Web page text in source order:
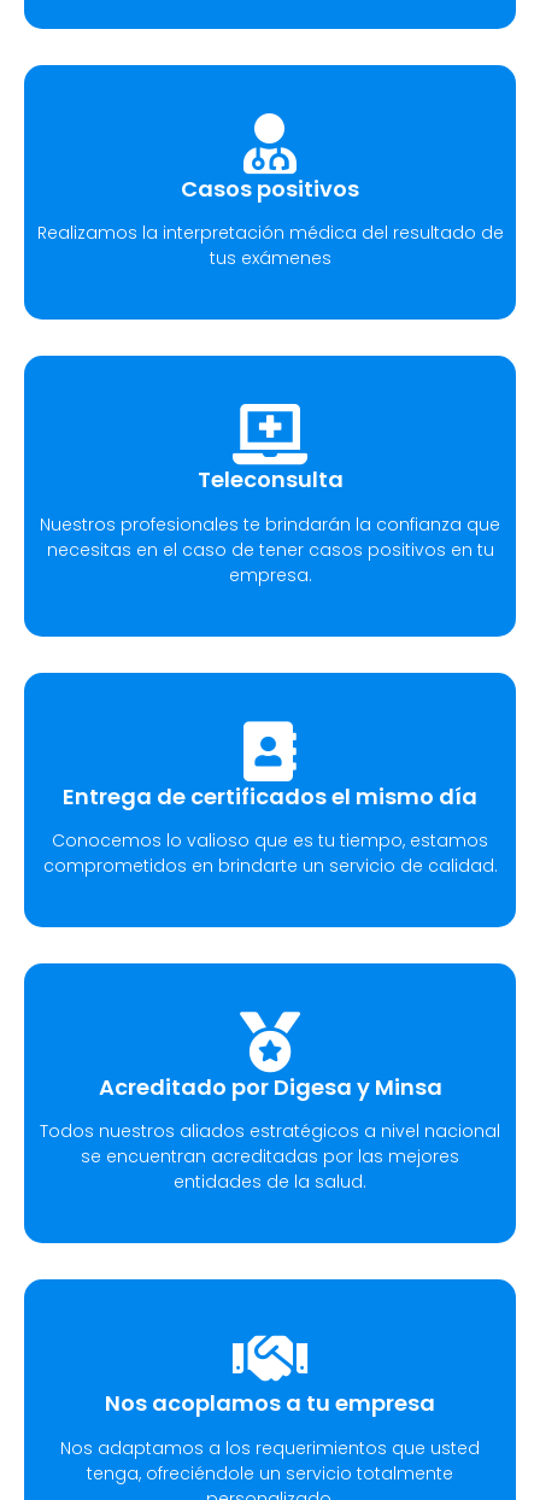
Casos positivos
Realizamos la interpretación médica del resultado de
tus exámenes
Teleconsulta
Nuestros profesionales te brindarán la confianza que
necesitas en el caso de tener casos positivos en tu
empresa.
Entrega de certificados el mismo día
Conocemos lo valioso que es tu tiempo, estamos
comprometidos en brindarte un servicio de calidad.
Acreditado por Digesa y Minsa​
Todos nuestros aliados estratégicos a nivel nacional
se encuentran acreditadas por las mejores
entidades de la salud.
Nos acoplamos a tu empresa
Nos adaptamos a los requerimientos que usted
tenga, ofreciéndole un servicio totalmente